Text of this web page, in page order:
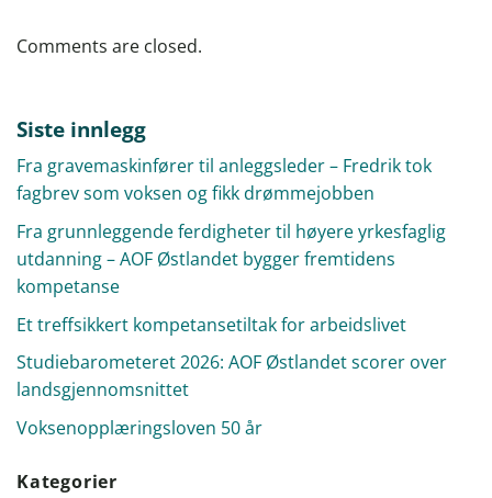
Comments are closed.
Siste innlegg
Fra gravemaskinfører til anleggsleder – Fredrik tok
fagbrev som voksen og fikk drømmejobben
Fra grunnleggende ferdigheter til høyere yrkesfaglig
utdanning – AOF Østlandet bygger fremtidens
kompetanse
Et treffsikkert kompetansetiltak for arbeidslivet
Studiebarometeret 2026: AOF Østlandet scorer over
landsgjennomsnittet
Voksenopplæringsloven 50 år
Kategorier